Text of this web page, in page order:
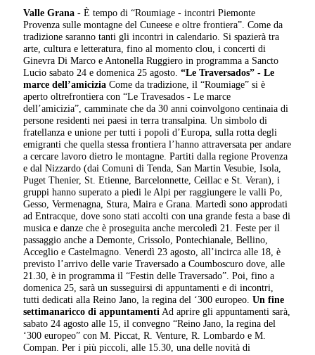
Valle Grana - È tempo di “Roumiage - incontri Piemonte
Provenza sulle montagne del Cuneese e oltre frontiera”. Come da
tradizione saranno tanti gli incontri in calendario. Si spazierà tra
arte, cultura e letteratura, fino al momento clou, i concerti di
Ginevra Di Marco e Antonella Ruggiero in programma a Sancto
Lucio sabato 24 e domenica 25 agosto.“Le Traversados” - Le
marce dell’amicizia Come da tradizione, il “Roumiage” si è
aperto oltrefrontiera con “Le Travesados - Le marce
dell’amicizia”, camminate che da 30 anni coinvolgono centinaia di
persone residenti nei paesi in terra transalpina. Un simbolo di
fratellanza e unione per tutti i popoli d’Europa, sulla rotta degli
emigranti che quella stessa frontiera l’hanno attraversata per andare
a cercare lavoro dietro le montagne. Partiti dalla regione Provenza
e dal Nizzardo (dai Comuni di Tenda, San Martin Vesubie, Isola,
Puget Thenier, St. Etienne, Barcelonnette, Ceillac e St. Veran), i
gruppi hanno superato a piedi le Alpi per raggiungere le valli Po,
Gesso, Vermenagna, Stura, Maira e Grana. Martedì sono approdati
ad Entracque, dove sono stati accolti con una grande festa a base di
musica e danze che è proseguita anche mercoledì 21. Feste per il
passaggio anche a Demonte, Crissolo, Pontechianale, Bellino,
Acceglio e Castelmagno. Venerdì 23 agosto, all’incirca alle 18, è
previsto l’arrivo delle varie Traversado a Coumboscuro dove, alle
21.30, è in programma il “Festin delle Traversado”. Poi, fino a
domenica 25, sarà un susseguirsi di appuntamenti e di incontri,
tutti dedicati alla Reino Jano, la regina del ‘300 europeo.Un fine
settimanaricco di appuntamenti Ad aprire gli appuntamenti sarà,
sabato 24 agosto alle 15, il convegno “Reino Jano, la regina del
‘300 europeo” con M. Piccat, R. Venture, R. Lombardo e M.
Compan. Per i più piccoli, alle 15.30, una delle novità di